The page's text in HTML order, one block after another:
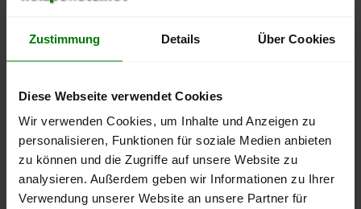
Zustimmung Details Über Cookies
Diese Webseite verwendet Cookies
Wir verwenden Cookies, um Inhalte und Anzeigen zu
personalisieren, Funktionen für soziale Medien anbieten
zu können und die Zugriffe auf unsere Website zu
analysieren. Außerdem geben wir Informationen zu Ihrer
Verwendung unserer Website an unsere Partner für
September
Januar
Mai
250 €
350 €